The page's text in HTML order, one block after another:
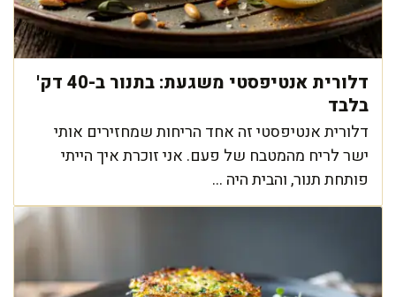
דלורית אנטיפסטי משגעת: בתנור ב-40 דק'
בלבד
דלורית אנטיפסטי זה אחד הריחות שמחזירים אותי
ישר לריח מהמטבח של פעם. אני זוכרת איך הייתי
פותחת תנור, והבית היה ...